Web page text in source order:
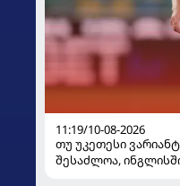
11:19/10-08-2026
თუ უკეთესი
შესაძლოა,